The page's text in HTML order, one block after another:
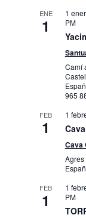
ENE
1
1
PM
Camí
965
FEB
1
1
Cava
Agres
FEB
1
1
PM